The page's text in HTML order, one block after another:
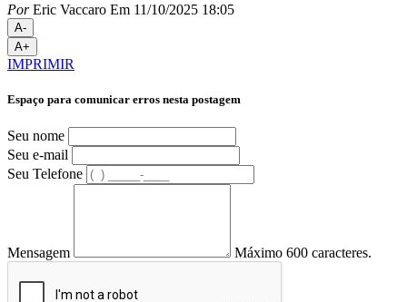
PorEric Vaccaro Em 11/10/2025 18:05
A-
A+
IMPRIMIR
Espaço para comunicar erros nesta postagem
Seu nome
Seu e-mail
Seu Telefone
Mensagem Máximo 600 caracteres.